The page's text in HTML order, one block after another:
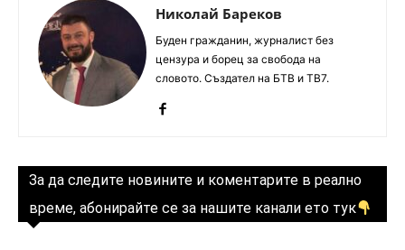
Николай Бареков
Буден гражданин, журналист без
цензура и борец за свобода на
словото. Създател на БТВ и ТВ7.
За да следите новините и коментарите в реално
време, абонирайте се за нашите канали ето тук